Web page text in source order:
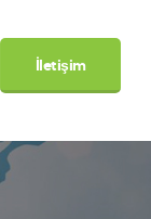
İletişim